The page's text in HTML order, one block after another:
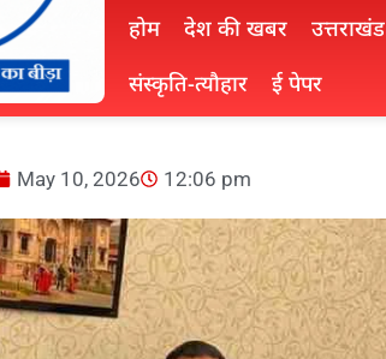
होम देश की खबर उत्तराखंड
संस्कृति-त्यौहार
ई पेपर
May 10, 2026 12:06 pm